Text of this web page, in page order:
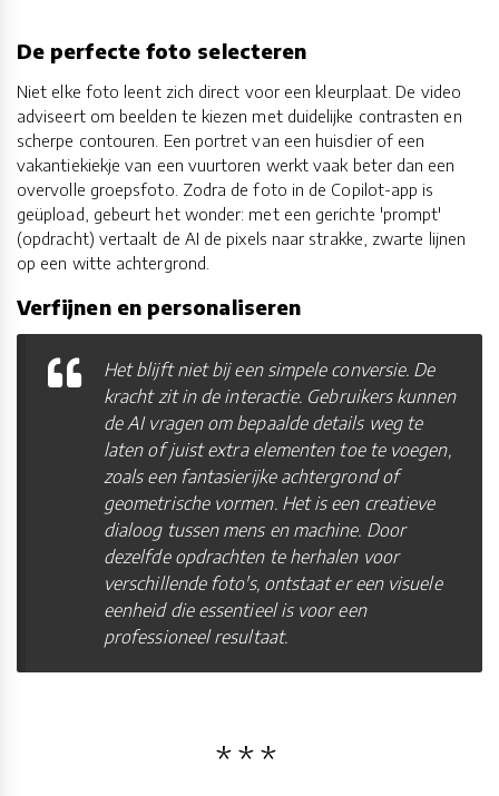
De perfecte foto selecteren
Niet elke foto leent zich direct voor een kleurplaat. De video
adviseert om beelden te kiezen met duidelijke contrasten en
scherpe contouren. Een portret van een huisdier of een
vakantiekiekje van een vuurtoren werkt vaak beter dan een
overvolle groepsfoto. Zodra de foto in de Copilot-app is
geüpload, gebeurt het wonder: met een gerichte 'prompt'
(opdracht) vertaalt de AI de pixels naar strakke, zwarte lijnen
op een witte achtergrond.
Verfijnen en personaliseren
Het blijft niet bij een simpele conversie. De
kracht zit in de interactie. Gebruikers kunnen
de AI vragen om bepaalde details weg te
laten of juist extra elementen toe te voegen,
zoals een fantasierijke achtergrond of
geometrische vormen. Het is een creatieve
dialoog tussen mens en machine. Door
dezelfde opdrachten te herhalen voor
verschillende foto's, ontstaat er een visuele
eenheid die essentieel is voor een
professioneel resultaat.